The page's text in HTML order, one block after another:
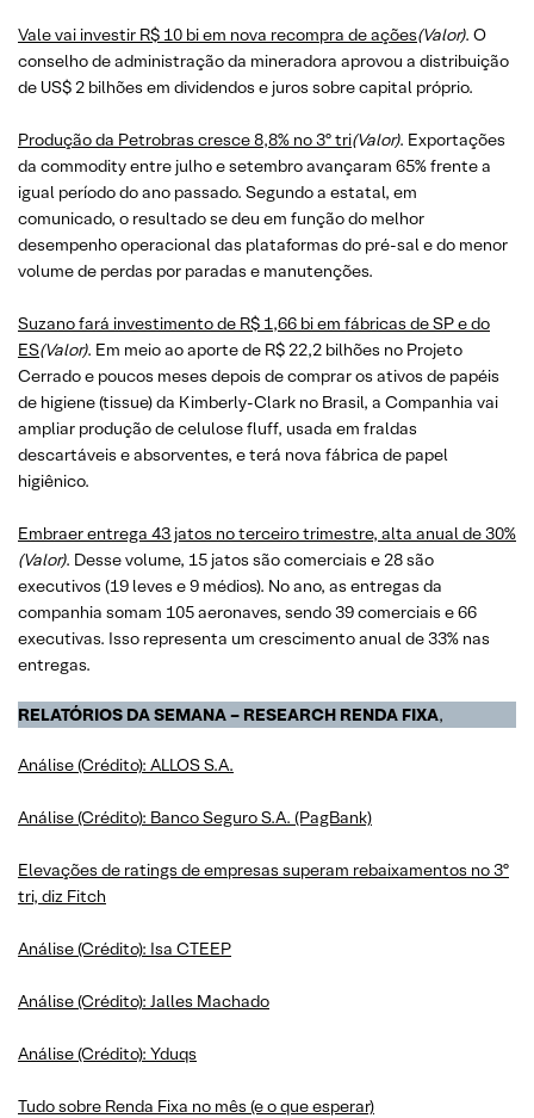
Vale vai investir R$ 10 bi em nova recompra de ações(Valor). O
conselho de administração da mineradora aprovou a distribuição
de US$ 2 bilhões em dividendos e juros sobre capital próprio.
Produção da Petrobras cresce 8,8% no 3º tri(Valor). Exportações
da commodity entre julho e setembro avançaram 65% frente a
igual período do ano passado. Segundo a estatal, em
comunicado, o resultado se deu em função do melhor
desempenho operacional das plataformas do pré-sal e do menor
volume de perdas por paradas e manutenções.
Suzano fará investimento de R$ 1,66 bi em fábricas de SP e do
ES(Valor). Em meio ao aporte de R$ 22,2 bilhões no Projeto
Cerrado e poucos meses depois de comprar os ativos de papéis
de higiene (tissue) da Kimberly-Clark no Brasil, a Companhia vai
ampliar produção de celulose fluff, usada em fraldas
descartáveis e absorventes, e terá nova fábrica de papel
higiênico.
Embraer entrega 43 jatos no terceiro trimestre, alta anual de 30%
(Valor). Desse volume, 15 jatos são comerciais e 28 são
executivos (19 leves e 9 médios). No ano, as entregas da
companhia somam 105 aeronaves, sendo 39 comerciais e 66
executivas. Isso representa um crescimento anual de 33% nas
entregas.
RELATÓRIOS DA SEMANA – RESEARCH RENDA FIXA,
Análise (Crédito): ALLOS S.A.
Análise (Crédito): Banco Seguro S.A. (PagBank)
Elevações de ratings de empresas superam rebaixamentos no 3º
tri, diz Fitch
Análise (Crédito): Isa CTEEP
Análise (Crédito): Jalles Machado
Análise (Crédito): Yduqs
Tudo sobre Renda Fixa no mês (e o que esperar)